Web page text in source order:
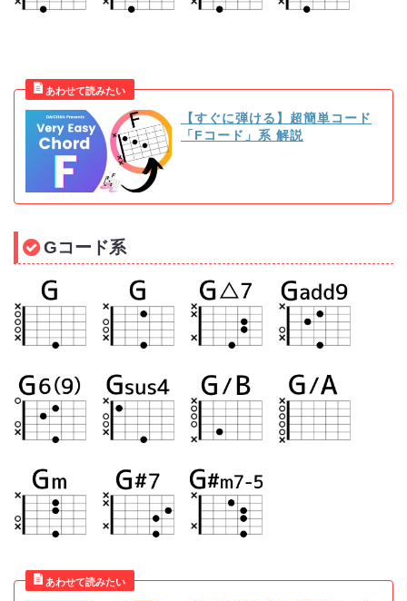
【すぐに弾ける】超簡単コード
「Fコード」系 解説
Gコード系